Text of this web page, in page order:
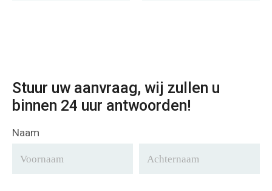
Stuur uw aanvraag, wij zullen u
binnen 24 uur antwoorden!
Naam